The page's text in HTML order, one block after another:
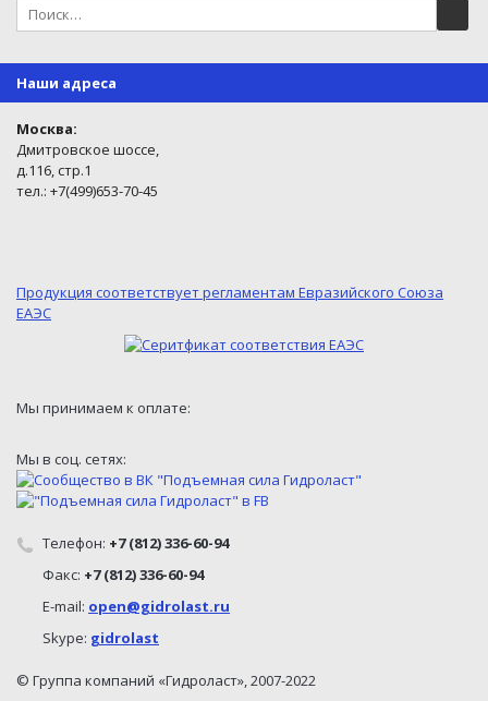
Наши адреса
Москва:
Дмитровское шоссе,
д.116, стр.1
тел.: +7(499)653-70-45
Продукция соответствует регламентам Евразийского Союза
ЕАЭС
Мы принимаем к оплате:
Мы в соц. сетях:
Телефон: +7 (812) 336-60-94
Факс: +7 (812) 336-60-94
E-mail: open@gidrolast.ru
Skype: gidrolast
© Группа компаний «Гидроласт», 2007-2022